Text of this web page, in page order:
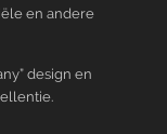
en andere
design en